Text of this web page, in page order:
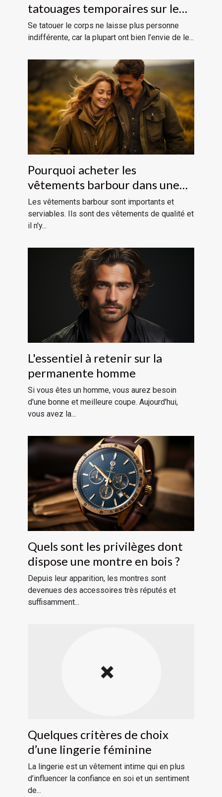
tatouages temporaires sur le
corps
Se tatouer le corps ne laisse plus personne
indifférente, car la plupart ont bien l’envie de le...
Pourquoi acheter les
vêtements barbour dans une
boutique en ligne ?
Les vêtements barbour sont importants et
serviables. Ils sont des vêtements de qualité et
il n'y...
L'essentiel à retenir sur la
permanente homme
Si vous êtes un homme, vous aurez besoin
d'une bonne et meilleure coupe. Aujourd'hui,
vous avez la...
Quels sont les privilèges dont
dispose une montre en bois ?
Depuis leur apparition, les montres sont
devenues des accessoires très réputés et
suffisamment...
Quelques critères de choix
d’une lingerie féminine
La lingerie est un vêtement intime qui en plus
d’influencer la confiance en soi et un sentiment
de...